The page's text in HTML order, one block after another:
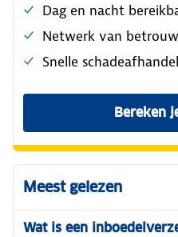
Dag en nacht
Netwerk van
Snelle
Bereken
Meest gelezen
Wat is een